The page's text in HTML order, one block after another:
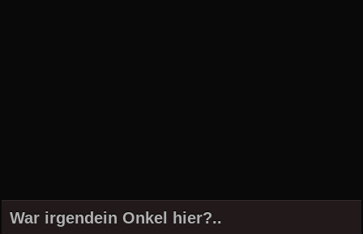
War irgendein Onkel hier?..